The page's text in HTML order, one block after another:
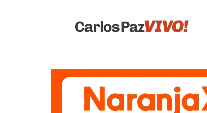
Vivo